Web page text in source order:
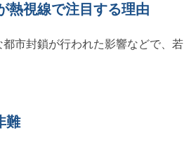
熱視線で注目する理由
市封鎖が行われた影響などで、若
難